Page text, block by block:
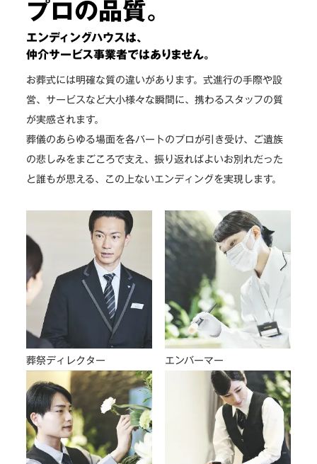
プロの品質。
エンディングハウスは、
仲介サービス事業者ではありません。
お葬式には明確な質の違いがあります。式進行の手際や設
営、サービスなど大小様々な瞬間に、携わるスタッフの質
が実感されます。
葬儀のあらゆる場面を各パートのプロが引き受け、ご遺族
の悲しみをまごころで支え、振り返ればよいお別れだった
と誰もが思える、この上ないエンディングを実現します。
葬祭ディレクター エンバーマー